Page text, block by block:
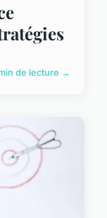
de lecture →